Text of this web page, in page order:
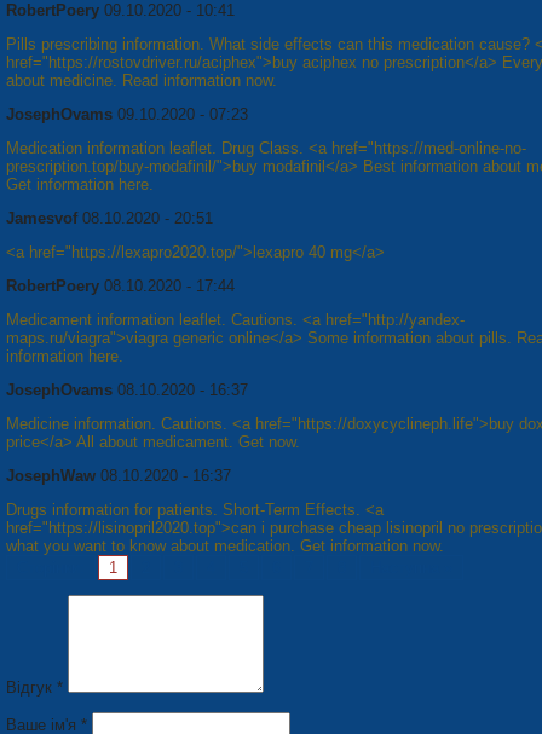
RobertPoery 09.10.2020 - 10:41
Pills prescribing information. What side effects can this medication cause?
href="https://rostovdriver.ru/aciphex">buy aciphex no prescription</a>
about medicine. Read information now.
JosephOvams 09.10.2020 - 07:23
Medication information leaflet. Drug Class. <a href="https://med-online-no-
prescription.top/buy-modafinil/">buy modafinil</a> Best information about
Get information here.
Jamesvof 08.10.2020 - 20:51
<a href="https://lexapro2020.top/">lexapro 40 mg</a>
RobertPoery 08.10.2020 - 17:44
Medicament information leaflet. Cautions. <a href="http://yandex-
maps.ru/viagra">viagra generic online</a> Some information about pills.
information here.
JosephOvams 08.10.2020 - 16:37
Medicine information. Cautions. <a href="https://doxycyclineph.life">buy
price</a> All about medicament. Get now.
JosephWaw 08.10.2020 - 16:37
Drugs information for patients. Short-Term Effects. <a
href="https://lisinopril2020.top">can i purchase cheap lisinopril no
what you want to know about medication. Get information now.
1
Відгук *
Ваше ім'я *